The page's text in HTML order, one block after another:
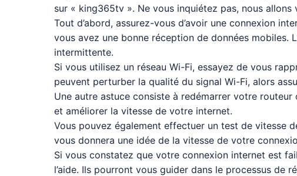
sur « king365tv ». Ne vous inquiétez pas, nous
Tout d’abord, assurez-vous d’avoir une connexion
vous avez une bonne réception de données
intermittente.
Si vous utilisez un réseau Wi-Fi, essayez de vous
peuvent perturber la qualité du signal Wi-Fi, alors
Une autre astuce consiste à redémarrer votre
et améliorer la vitesse de votre internet.
Vous pouvez également effectuer un test de vitesse
vous donnera une idée de la vitesse de votre
Si vous constatez que votre connexion internet est
l’aide. Ils pourront vous guider dans le processus de